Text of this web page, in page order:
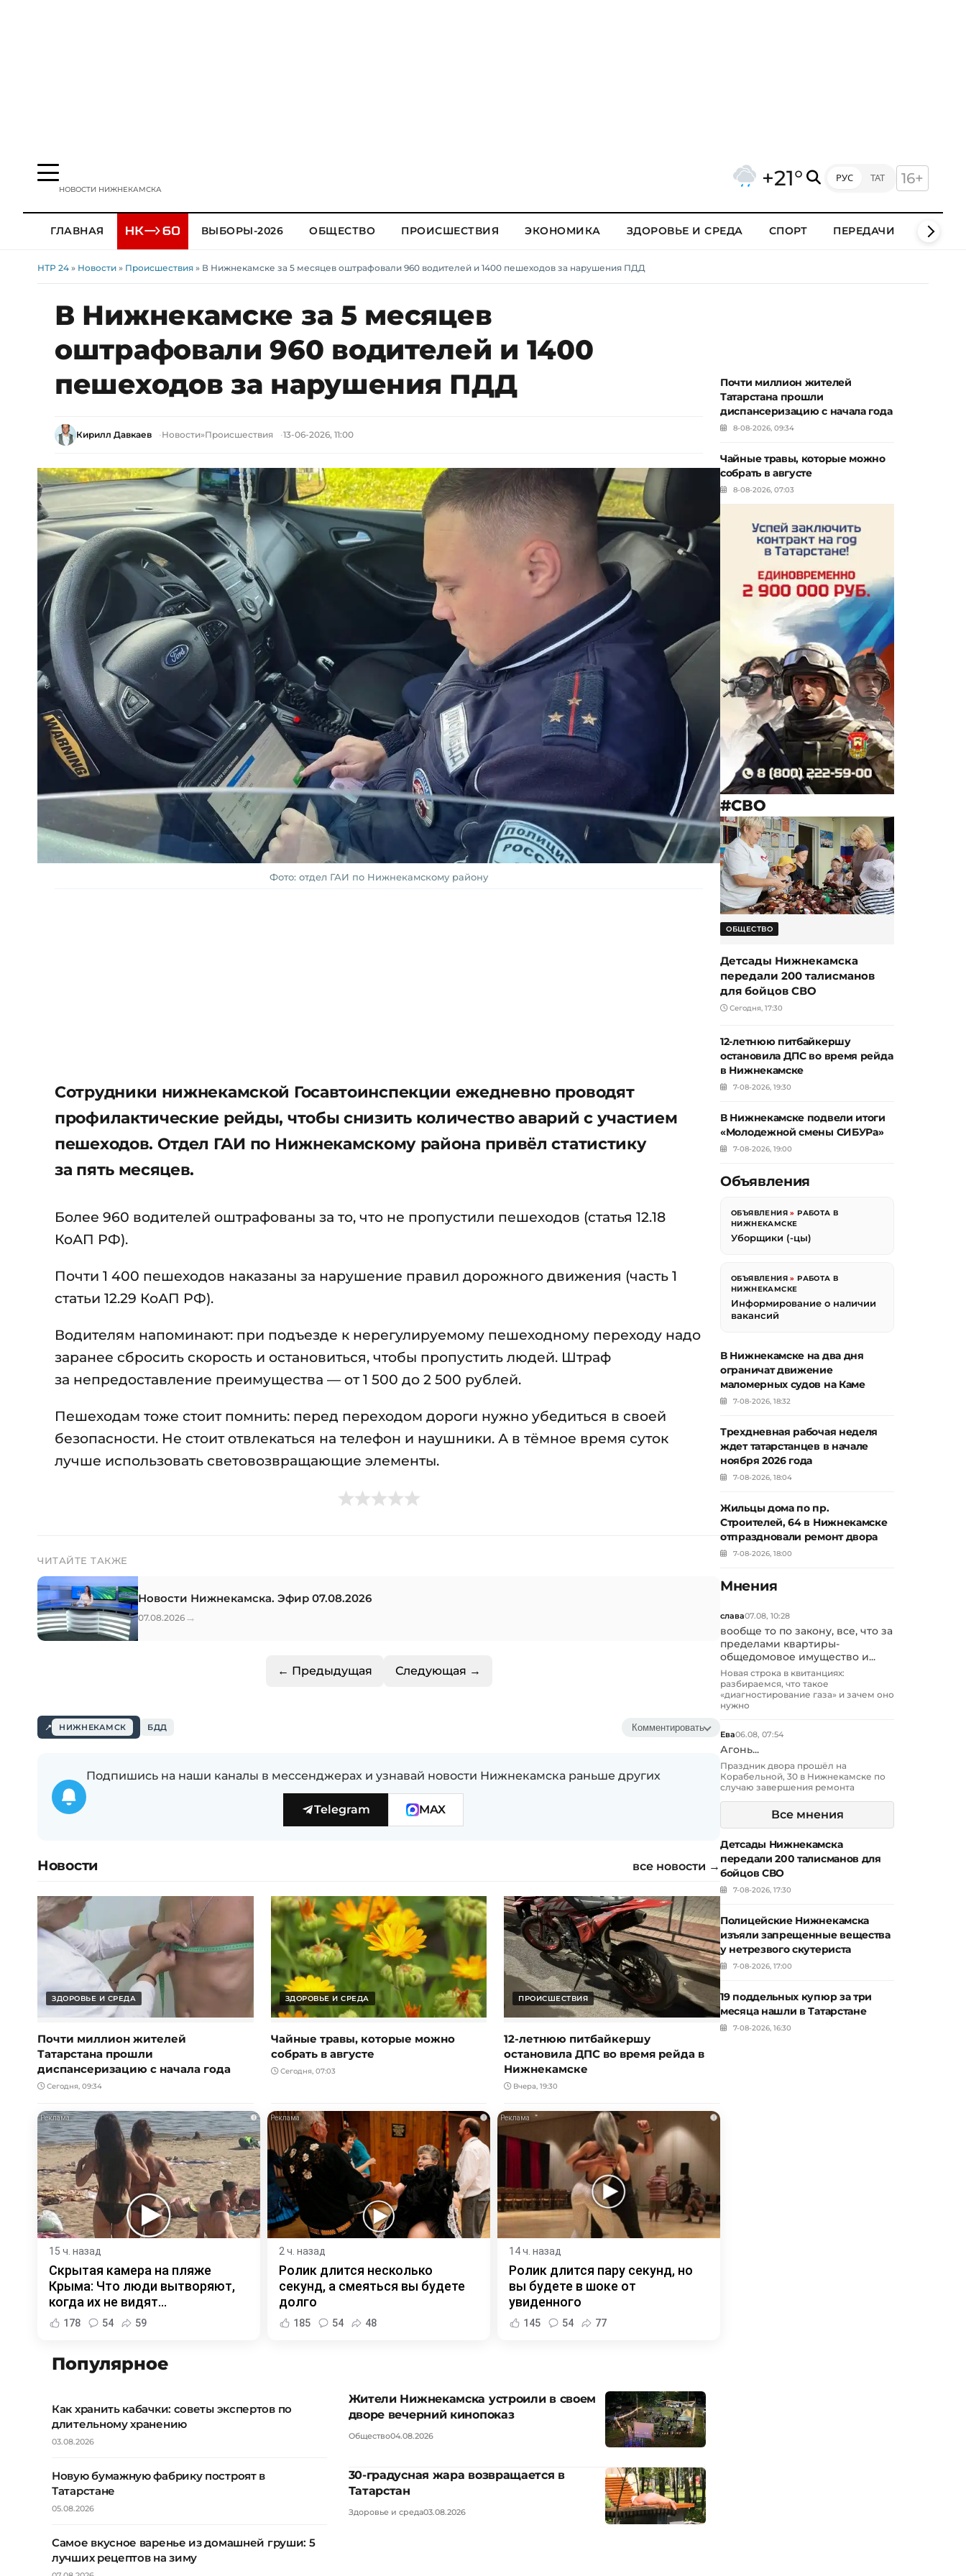
НОВОСТИ НИЖНЕКАМСКА +21° РУС ТАТ 16+
ГЛАВНАЯ ВЫБОРЫ-2026 ОБЩЕСТВО ПРОИСШЕСТВИЯ ЭКОНОМИКА ЗДОРОВЬЕ И СРЕДА СПОРТ ПЕРЕДАЧИ КЛИПЫ
НТР 24 » Новости » Происшествия » В Нижнекамске за 5 месяцев оштрафовали 960 водителей и 1400 пешеходов за нарушения ПДД
В Нижнекамске за 5 месяцев
оштрафовали 960 водителей и 1400
пешеходов за нарушения ПДД
Кирилл Давкаев Новости»Происшествия 13-06-2026, 11:00
Фото: отдел ГАИ по Нижнекамскому району
Сотрудники нижнекамской Госавтоинспекции ежедневно проводят
профилактические рейды, чтобы снизить количество аварий с участием
пешеходов. Отдел ГАИ по Нижнекамскому района привёл статистику
за пять месяцев.
Более 960 водителей оштрафованы за то, что не пропустили пешеходов (статья 12.18
КоАП РФ).
Почти 1 400 пешеходов наказаны за нарушение правил дорожного движения (часть 1
статьи 12.29 КоАП РФ).
Водителям напоминают: при подъезде к нерегулируемому пешеходному переходу надо
заранее сбросить скорость и остановиться, чтобы пропустить людей. Штраф
за непредоставление преимущества — от 1 500 до 2 500 рублей.
Пешеходам тоже стоит помнить: перед переходом дороги нужно убедиться в своей
безопасности. Не стоит отвлекаться на телефон и наушники. А в тёмное время суток
лучше использовать световозвращающие элементы.
ЧИТАЙТЕ ТАКЖЕ
Новости Нижнекамска. Эфир 07.08.2026
07.08.2026 →
← Предыдущая Следующая →
НИЖНЕКАМСК БДД Комментировать
Подпишись на наши каналы в мессенджерах и узнавай новости Нижнекамска раньше других
Telegram MAX
Новости все новости →
ЗДОРОВЬЕ И СРЕДА
Почти миллион жителей
Татарстана прошли
диспансеризацию с начала года
Сегодня, 09:34
ЗДОРОВЬЕ И СРЕДА
Чайные травы, которые можно
собрать в августе
Сегодня, 07:03
ПРОИСШЕСТВИЯ
12-летнюю питбайкершу
остановила ДПС во время рейда в
Нижнекамске
Вчера, 19:30
i
15 ч. назад
Скрытая камера на пляже
Крыма: Что люди вытворяют,
когда их не видят...
178 54 59
i
2 ч. назад
Ролик длится несколько
секунд, а смеяться вы будете
долго
185 54 48
i
14 ч. назад
Ролик длится пару секунд, но
вы будете в шоке от
увиденного
145 54 77
Популярное
Как хранить кабачки: советы экспертов по
длительному хранению
03.08.2026
Новую бумажную фабрику построят в
Татарстане
05.08.2026
Самое вкусное варенье из домашней груши: 5
лучших рецептов на зиму
Жители Нижнекамска устроили в своем
дворе вечерний кинопоказ
Общество04.08.2026
30-градусная жара возвращается в
Татарстан
Здоровье и среда03.08.2026
Почти миллион жителей
Татарстана прошли
диспансеризацию с начала года
8-08-2026, 09:34
Чайные травы, которые можно
собрать в августе
8-08-2026, 07:03
#СВО
ОБЩЕСТВО
Детсады Нижнекамска
передали 200 талисманов
для бойцов СВО
Сегодня, 17:30
12-летнюю питбайкершу
остановила ДПС во время рейда
в Нижнекамске
7-08-2026, 19:30
В Нижнекамске подвели итоги
«Молодежной смены СИБУРа»
7-08-2026, 19:00
Объявления
ОБЪЯВЛЕНИЯ »РАБОТА В
НИЖНЕКАМСКЕ
Уборщики (-цы)
ОБЪЯВЛЕНИЯ »РАБОТА В
НИЖНЕКАМСКЕ
Информирование о наличии
вакансий
В Нижнекамске на два дня
ограничат движение
маломерных судов на Каме
7-08-2026, 18:32
Трехдневная рабочая неделя
ждет татарстанцев в начале
ноября 2026 года
7-08-2026, 18:04
Жильцы дома по пр.
Строителей, 64 в Нижнекамске
отпраздновали ремонт двора
7-08-2026, 18:00
Мнения
слава07.08, 10:28
вообще то по закону, все, что за
пределами квартиры-
общедомовое имущество и...
Новая строка в квитанциях:
разбираемся, что такое
«диагностирование газа» и зачем оно
нужно
Ева06.08, 07:54
Агонь...
Праздник двора прошёл на
Корабельной, 30 в Нижнекамске по
случаю завершения ремонта
Все мнения
Детсады Нижнекамска
передали 200 талисманов для
бойцов СВО
7-08-2026, 17:30
Полицейские Нижнекамска
изъяли запрещенные вещества
у нетрезвого скутериста
7-08-2026, 17:00
19 поддельных купюр за три
месяца нашли в Татарстане
7-08-2026, 16:30